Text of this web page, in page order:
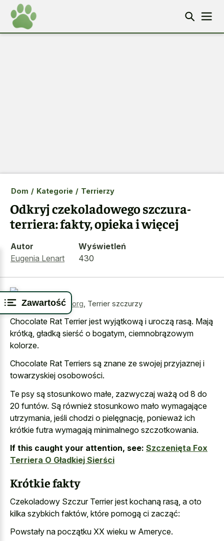
Zawartość
Dom / Kategorie / Terrierzy
Odkryj czekoladowego szczura-
terriera: fakty, opieka i więcej
Autor
Eugenia Lenart
Wyświetleń
430
Źródło:wikimedia.org Terrier szczurzy
Chocolate Rat Terrier jest wyjątkową i uroczą rasą. Mają
krótką, gładką sierść o bogatym, ciemnobrązowym
kolorze.
Chocolate Rat Terriers są znane ze swojej przyjaznej i
towarzyskiej osobowości.
Te psy są stosunkowo małe, zazwyczaj ważą od 8 do
20 funtów. Są również stosunkowo mało wymagające
utrzymania, jeśli chodzi o pielęgnację, ponieważ ich
krótkie futra wymagają minimalnego szczotkowania.
If this caught your attention, see: Szczenięta Fox
Terriera O Gładkiej Sierści
Krótkie fakty
Czekoladowy Szczur Terrier jest kochaną rasą, a oto
kilka szybkich faktów, które pomogą ci zacząć:
Powstały na początku XX wieku w Ameryce.